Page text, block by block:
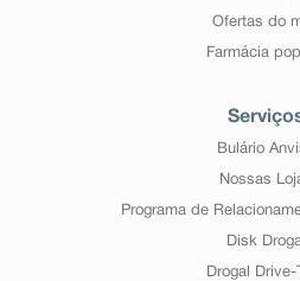
Ofertas do
Farmácia
Bulário
Nossas
Programa de
Disk
Drogal Drive-